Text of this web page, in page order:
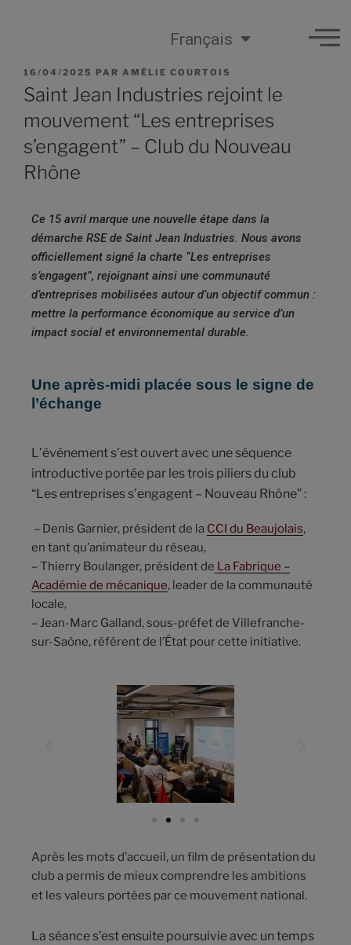
Français
16/04/2025 PAR AMÉLIE COURTOIS
Saint Jean Industries rejoint le
mouvement “Les entreprises
s’engagent” – Club du Nouveau
Rhône
Ce 15 avril marque une nouvelle étape dans la
démarche RSE de Saint Jean Industries. Nous avons
officiellement signé la charte “Les entreprises
s’engagent”, rejoignant ainsi une communauté
d’entreprises mobilisées autour d’un objectif commun :
mettre la performance économique au service d’un
impact social et environnemental durable.
Une après-midi placée sous le signe de
l’échange
L’événement s’est ouvert avec une séquence
introductive portée par les trois piliers du club
“Les entreprises s’engagent – Nouveau Rhône” :
– Denis Garnier, président de la CCI du Beaujolais,
en tant qu’animateur du réseau,
– Thierry Boulanger, président de La Fabrique –
Académie de mécanique, leader de la communauté
locale,
– Jean-Marc Galland, sous-préfet de Villefranche-
sur-Saône, référent de l’État pour cette initiative.
Après les mots d’accueil, un film de présentation du
club a permis de mieux comprendre les ambitions
et les valeurs portées par ce mouvement national.
La séance s’est ensuite poursuivie avec un temps